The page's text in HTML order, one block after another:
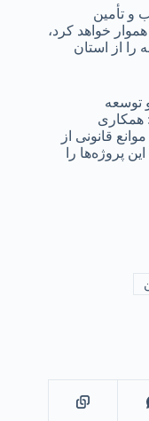
و تأمین
خواهد کرد،
را از استان
توسعه
همکاری
قانونی از
پروژه‌ها را